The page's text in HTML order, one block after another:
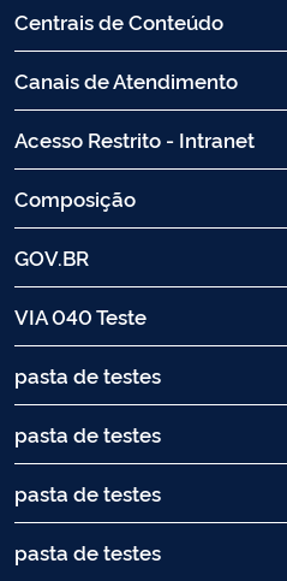
Centrais de Conteúdo
Canais de Atendimento
Acesso Restrito - Intranet
Composição
GOV.BR
VIA 040 Teste
pasta de testes
pasta de testes
pasta de testes
pasta de testes